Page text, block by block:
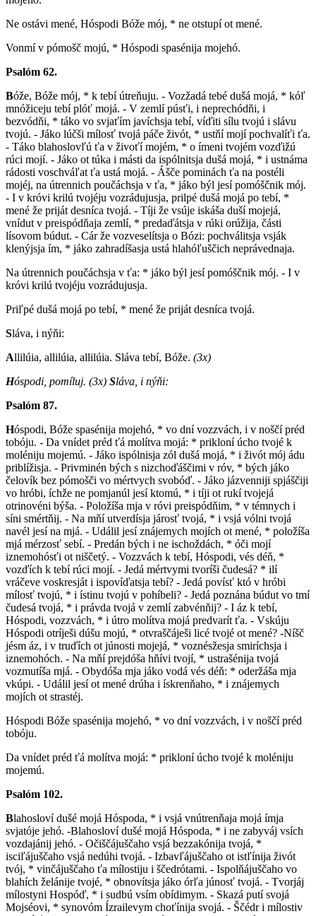
Ne ostávi mené, Hóspodi Bóže mój, * ne otstupí ot mené.
Vonmí v pómošč mojú, * Hóspodi spasénija mojehó.
Psalóm 62.
Bóže, Bóže mój, * k tebí útreňuju. - Vozžadá tebé dušá mojá, * kóľ
mnóžiceju tebí plóť mojá. - V zemlí púsťi, i neprechódňi, i
bezvódňi, * táko vo svjaťím javíchsja tebí, víďiti sílu tvojú i slávu
tvojú. - Jáko lúčši mílosť tvojá páče živót, * ustňí mojí pochvalíťi ťa.
- Táko blahoslovľú ťa v živoťí mojém, * o ímeni tvojém vozďižú
rúci mojí. - Jáko ot túka i másti da ispólnitsja dušá mojá, * i ustnáma
rádosti voschváľat ťa ustá mojá. - Ášče pominách ťa na postéli
mojéj, na útrennich poučáchsja v ťa, * jáko býl jesí pomóščnik mój.
- I v króvi krilú tvojéju vozrádujusja, prilpé dušá mojá po tebí, *
mené že priját desníca tvojá. - Tíji že vsúje iskáša duší mojejá,
vnídut v preispódňaja zemlí, * predaďátsja v rúki orúžija, části
lísovom búdut. - Cár že vozveselítsja o Bózi: pochválitsja vsják
klenýjsja ím, * jáko zahradíšasja ustá hlahóľuščich neprávednaja.
Na útrennich poučáchsja v ťa: * jáko býl jesí pomóščnik mój. - I v
króvi krilú tvojéju vozrádujusja.
Priľpé dušá mojá po tebí, * mené že priját desníca tvojá.
Sláva, i nýňi:
Allilúia, allilúia, allilúia. Sláva tebí, Bóže. (3x)
Hóspodi, pomíluj. (3x) Sláva, i nýňi:
Psalóm 87.
Hóspodi, Bóže spasénija mojehó, * vo dní vozzvách, i v noščí préd
tobóju. - Da vnídet préd ťá molítva mojá: * prikloní úcho tvojé k
moléniju mojemú. - Jáko ispólnisja zól dušá mojá, * i živót mój ádu
priblížisja. - Privminén bých s nizchoďáščimi v róv, * bých jáko
čelovík bez pómošči vo mértvych svobóď. - Jáko jázvenniji spjáščiji
vo hróbi, íchže ne pomjanúl jesí ktomú, * i tíji ot rukí tvojejá
otrinovéni býša. - Položíša mja v róvi preispódňim, * v témnych i
síni smértňij. - Na mňí utverdísja járosť tvojá, * i vsjá vólni tvojá
navél jesí na mjá. - Událil jesí znájemych mojích ot mené, * položíša
mjá mérzosť sebí. - Predán bých i ne ischoždách, * óči mojí
iznemohósťi ot niščetý. - Vozzvách k tebí, Hóspodi, vés déň, *
vozďích k tebí rúci mojí. - Jedá mértvymi tvoríši čudesá? * ilí
vráčeve voskresját i ispovíďatsja tebí? - Jedá povísť któ v hróbi
mílosť tvojú, * i ístinu tvojú v pohíbeli? - Jedá poznána búdut vo tmí
čudesá tvojá, * i právda tvojá v zemlí zabvénňij? - I áz k tebí,
Hóspodi, vozzvách, * i útro molítva mojá predvarít ťa. - Vskúju
Hóspodi otríješi dúšu mojú, * otvraščáješi licé tvojé ot mené? -Níšč
jésm áz, i v truďích ot júnosti mojejá, * voznésžesja smiríchsja i
iznemohóch. - Na mňí prejdóša hňívi tvojí, * ustrašénija tvojá
vozmutíša mjá. - Obydóša mja jáko vodá vés déň: * oderžáša mja
vkúpi. - Událil jesí ot mené drúha i ískrenňaho, * i znájemych
mojích ot strastéj.
Hóspodi Bóže spasénija mojehó, * vo dní vozzvách, i v noščí préd
tobóju.
Da vnídet préd ťá molítva mojá: * prikloní úcho tvojé k moléniju
mojemú.
Psalóm 102.
Blahosloví dušé mojá Hóspoda, * i vsjá vnútrenňaja mojá ímja
svjatóje jehó. -Blahosloví dušé mojá Hóspoda, * i ne zabyváj vsích
vozdajánij jehó. - Očiščájuščaho vsjá bezzakónija tvojá, *
isciľájuščaho vsjá nedúhi tvojá. - Izbavľájuščaho ot istľínija živót
tvój, * vinčájuščaho ťa mílostiju i ščedrótami. - Ispolňájuščaho vo
blahích želánije tvojé, * obnovítsja jáko órľa júnosť tvojá. - Tvorjáj
mílostyni Hospóď, * i sudbú vsím obídimym. - Skazá putí svojá
Mojséovi, * synovóm Ízrailevym choťínija svojá. - Ščédr i mílostiv